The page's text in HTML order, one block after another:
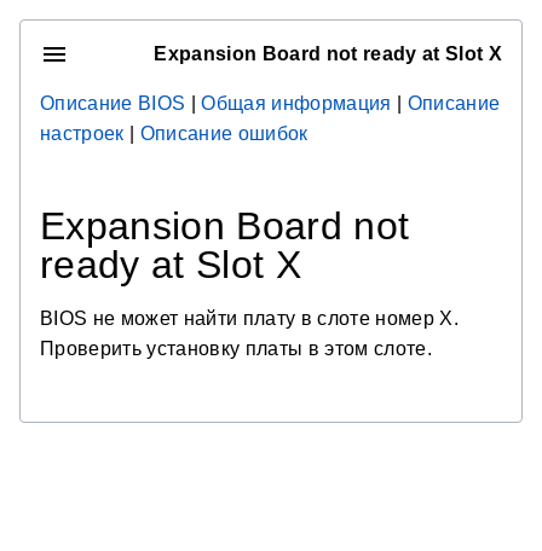
Expansion Board not ready at Slot X
Описание BIOS |Общая информация
Описание
настроек
Описание ошибок
Expansion Board not
ready at Slot X
BIOS не может найти плату в слоте номер X.
Проверить установку платы в этом слоте.